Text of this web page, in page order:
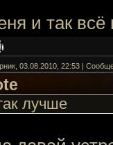
и так всё
03.08.2010, 22:53 |
лучше